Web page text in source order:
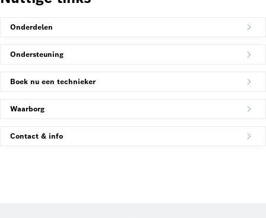
Onderdelen
Ondersteuning
Boek nu een technieker
Waarborg
Contact & info